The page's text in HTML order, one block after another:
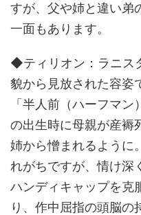
すが、父や姉と違い弟
一面もあります。
◆ティリオン：ラニス
貌から見放された容姿
「半人前（ハーフマ
の出生時に母親が産褥
姉から憎まれるように
れがちですが、情け深
ハンディキャップを克
り、作中屈指の頭脳の